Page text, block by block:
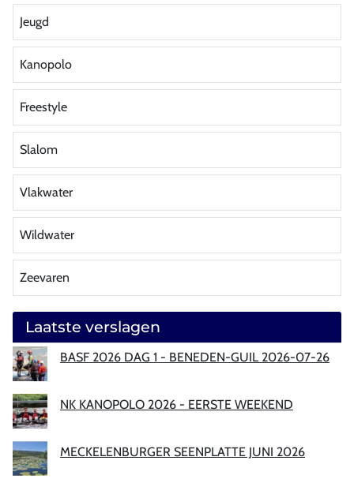
Jeugd
Kanopolo
Freestyle
Slalom
Vlakwater
Wildwater
Zeevaren
Laatste verslagen
BASF 2026 DAG 1 - BENEDEN-GUIL 2026-07-26
NK KANOPOLO 2026 - EERSTE WEEKEND
MECKELENBURGER SEENPLATTE JUNI 2026